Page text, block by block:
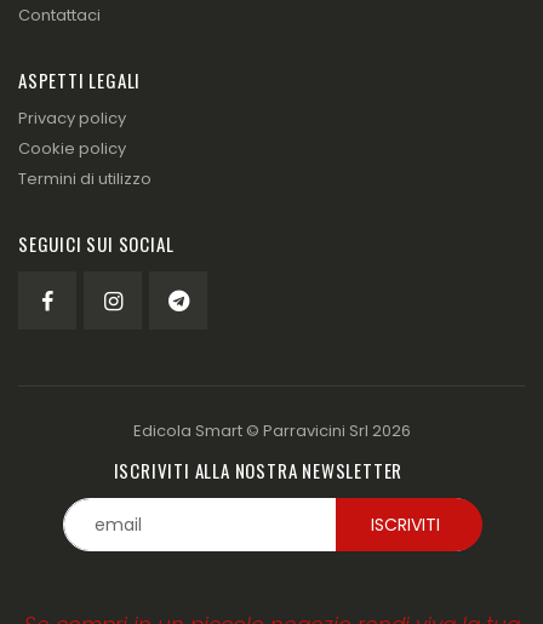
Contattaci
ASPETTI LEGALI
Privacy policy
Cookie policy
Termini di utilizzo
SEGUICI SUI SOCIAL
Edicola Smart © Parravicini Srl 2026
ISCRIVITI ALLA NOSTRA NEWSLETTER